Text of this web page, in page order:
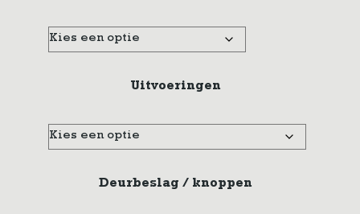
Uitvoeringen
Deurbeslag / knoppen